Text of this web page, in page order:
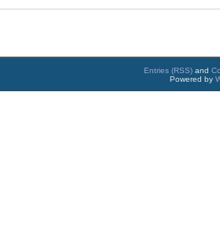
Entries (RSS) and
Powered by